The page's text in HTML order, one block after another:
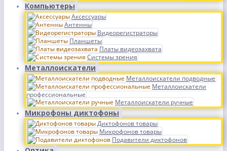
Компьютеры
Аксессуары
Антенны
Видеорегистраторы
Планшеты
Платы видеозахвата
Системы зрения
Металлоискатели
Металлоискатели подводные
Металлоискатели
профессиональные
Металлоискатели ручные
Микрофоны диктофоны
Диктофонов товары
Микрофонов товары
Подавители диктофонов